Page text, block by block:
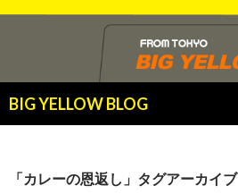
BIG YELLOW BLOG
索
ン「カレーの恩返し」タグアーカイブ